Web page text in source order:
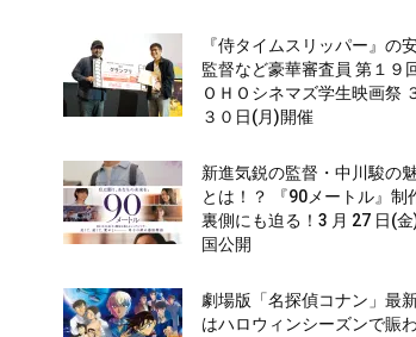
『侍タイムスリッパー』の
監督など豪華審査員 第１９
ＯＨＯシネマズ学生映画祭
３０日(月)開催
新進気鋭の監督・中川駿の
とは！？ 『90メートル』制
裏側にも迫る！3 月 27 日(
国公開
劇場版「名探偵コナン」最
はハロウィンシーズンで賑